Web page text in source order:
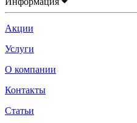
Акции
Услуги
О компании
Контакты
Статьи